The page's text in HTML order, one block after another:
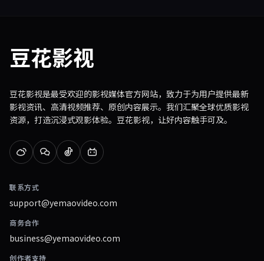
豆花影视
豆花影视是最受欢迎的影视媒体官方网站，致力于为用户提供最新
影视资讯、高清视频推荐、原创内容展示。我们汇聚全球优质影视
资源，打造沉浸式观影体验。豆花影视，让好内容触手可及。
联系方式
support@yemaovideo.com
商务合作
business@yemaovideo.com
创作者支持